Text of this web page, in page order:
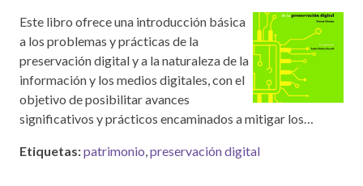
Este libro ofrece una introducción básica
a los problemas y prácticas de la
preservación digital y a la naturaleza de la
información y los medios digitales, con el
objetivo de posibilitar avances
significativos y prácticos encaminados a mitigar los…
Etiquetas:patrimonio,preservación digital